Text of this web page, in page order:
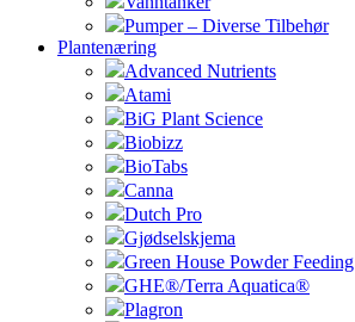
Pumper – Diverse Tilbehør
Plantenæring
Advanced Nutrients
Atami
BiG Plant Science
Biobizz
BioTabs
Canna
Dutch Pro
Gjødselskjema
Green House Powder Feeding
GHE®/Terra Aquatica®
Plagron